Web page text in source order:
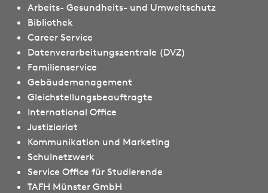
Arbeits- Gesundheits- und Umweltschutz
Bibliothek
Career Service
Datenverarbeitungszentrale (DVZ)
Familienservice
Gebäudemanagement
Gleichstellungsbeauftragte
International Office
Justiziariat
Kommunikation und Marketing
Schulnetzwerk
Service Office für Studierende
TAFH Münster GmbH